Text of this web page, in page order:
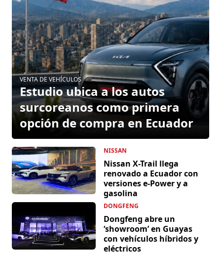
VENTA DE VEHÍCULOS
Estudio ubica a los autos
surcoreanos como primera
opción de compra en Ecuador
NISSAN
Nissan X-Trail llega
renovado a Ecuador con
versiones e-Power y a
gasolina
DONGFENG
Dongfeng abre un
‘showroom’ en Guayas
con vehículos híbridos y
eléctricos